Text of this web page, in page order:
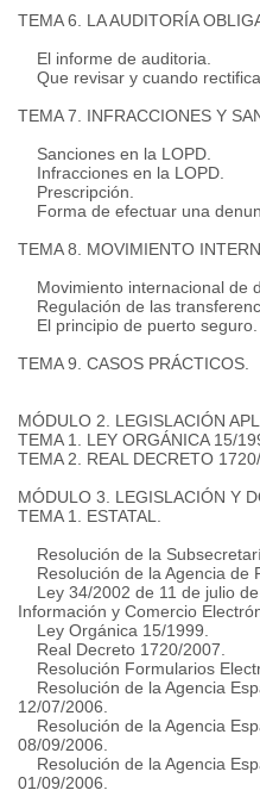
TEMA 6. LA AUDITORÍA
El informe de auditoria.
Que revisar y cuando
TEMA 7. INFRACCIONES Y
Sanciones en la LOPD.
Infracciones en la LOPD.
Prescripción.
Forma de efectuar una
TEMA 8. MOVIMIENTO
Movimiento internacional de
Regulación de las
El principio de puerto seguro.
TEMA 9. CASOS PRÁCTICOS.
MÓDULO 2. LEGISLACIÓN
TEMA 1. LEY ORGÁNICA 15/
TEMA 2. REAL DECRETO
MÓDULO 3. LEGISLACIÓN Y
TEMA 1. ESTATAL.
Resolución de la
Resolución de la Agencia de
Ley 34/2002 de 11 de julio
Información y Comercio
Ley Orgánica 15/1999.
Real Decreto 1720/2007.
Resolución Formularios
Resolución de la Agencia
12/07/2006.
Resolución de la Agencia
08/09/2006.
Resolución de la Agencia
01/09/2006.